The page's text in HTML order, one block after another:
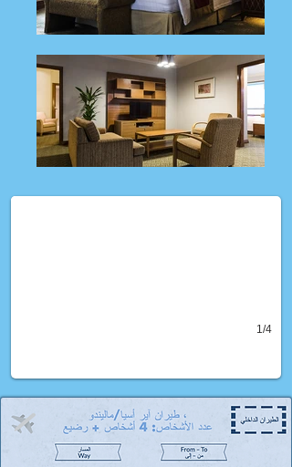
(برامج مميزة من حياتي (فرست كلاس
الفخمة و تضم عروض شهر عسل و عروض عائلية
1/4